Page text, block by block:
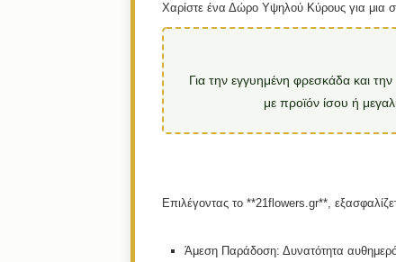
Χαρίστε ένα Δώρο Υψηλού Κύρους για μια
Για την εγγυημένη φρεσκάδα και
με προϊόν ίσου ή
Επιλέγοντας το **21flowers.gr**,
Άμεση Παράδοση: Δυνατότητα